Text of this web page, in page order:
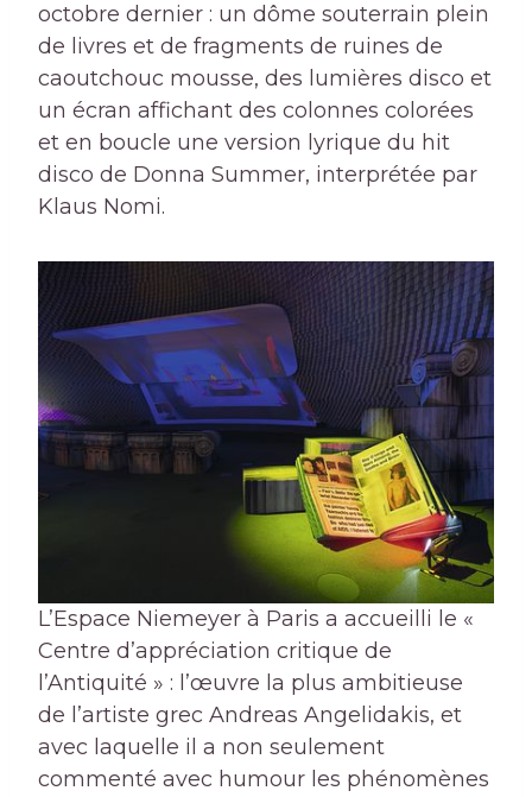
octobre dernier : un dôme souterrain plein
de livres et de fragments de ruines de
caoutchouc mousse, des lumières disco et
un écran affichant des colonnes colorées
et en boucle une version lyrique du hit
disco de Donna Summer, interprétée par
Klaus Nomi.
L’Espace Niemeyer à Paris a accueilli le «
Centre d’appréciation critique de
l’Antiquité » : l’œuvre la plus ambitieuse
de l’artiste grec Andreas Angelidakis, et
avec laquelle il a non seulement
commenté avec humour les phénomènes